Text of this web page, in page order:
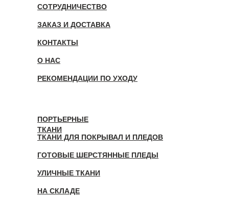
СОТРУДНИЧЕСТВО
ЗАКАЗ И ДОСТАВКА
КОНТАКТЫ
О НАС
ПОРТЬЕРНЫЕ
ТКАНИ
ТКАНИ ДЛЯ ПОКРЫВАЛ И ПЛЕДОВ
ГОТОВЫЕ ШЕРСТЯННЫЕ ПЛЕДЫ
УЛИЧНЫЕ ТКАНИ
НА СКЛАДЕ
РЕКОМЕНДАЦИИ ПО УХОДУ